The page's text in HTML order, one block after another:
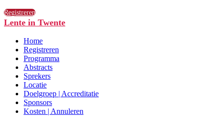
Registreren
Lente in Twente
Home
Registreren
Programma
Abstracts
Sprekers
Locatie
Doelgroep | Accreditatie
Sponsors
Kosten | Annuleren